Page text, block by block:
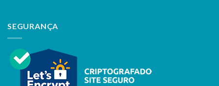
SEGURANÇA